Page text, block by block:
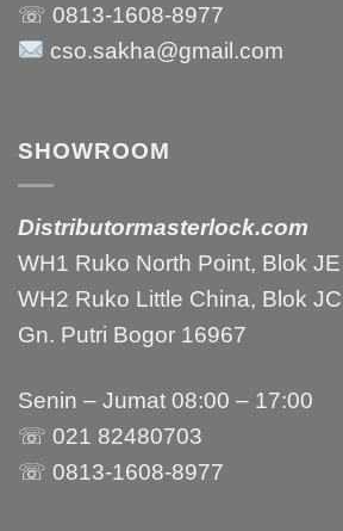
☏ 0813-1608-8977
cso.sakha@gmail.com
SHOWROOM
Distributormasterlock.com
WH1 Ruko North Point, Blok
WH2 Ruko Little China, Blok
Gn. Putri Bogor 16967
Senin – Jumat 08:00 – 17:00
☏ 021 82480703
☏ 0813-1608-8977